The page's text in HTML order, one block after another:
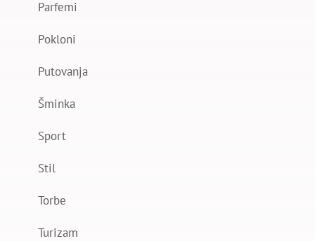
Parfemi
Pokloni
Putovanja
Šminka
Sport
Stil
Torbe
Turizam